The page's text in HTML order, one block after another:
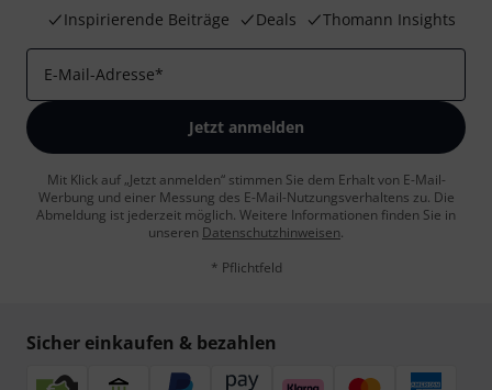
Inspirierende Beiträge
Deals Thomann Insights
E-Mail-Adresse*
Jetzt anmelden
Mit Klick auf „Jetzt anmelden“ stimmen Sie dem Erhalt von E-Mail-
Werbung und einer Messung des E-Mail-Nutzungsverhaltens zu. Die
Abmeldung ist jederzeit möglich. Weitere Informationen finden Sie in
unseren Datenschutzhinweisen.
* Pflichtfeld
Sicher einkaufen & bezahlen